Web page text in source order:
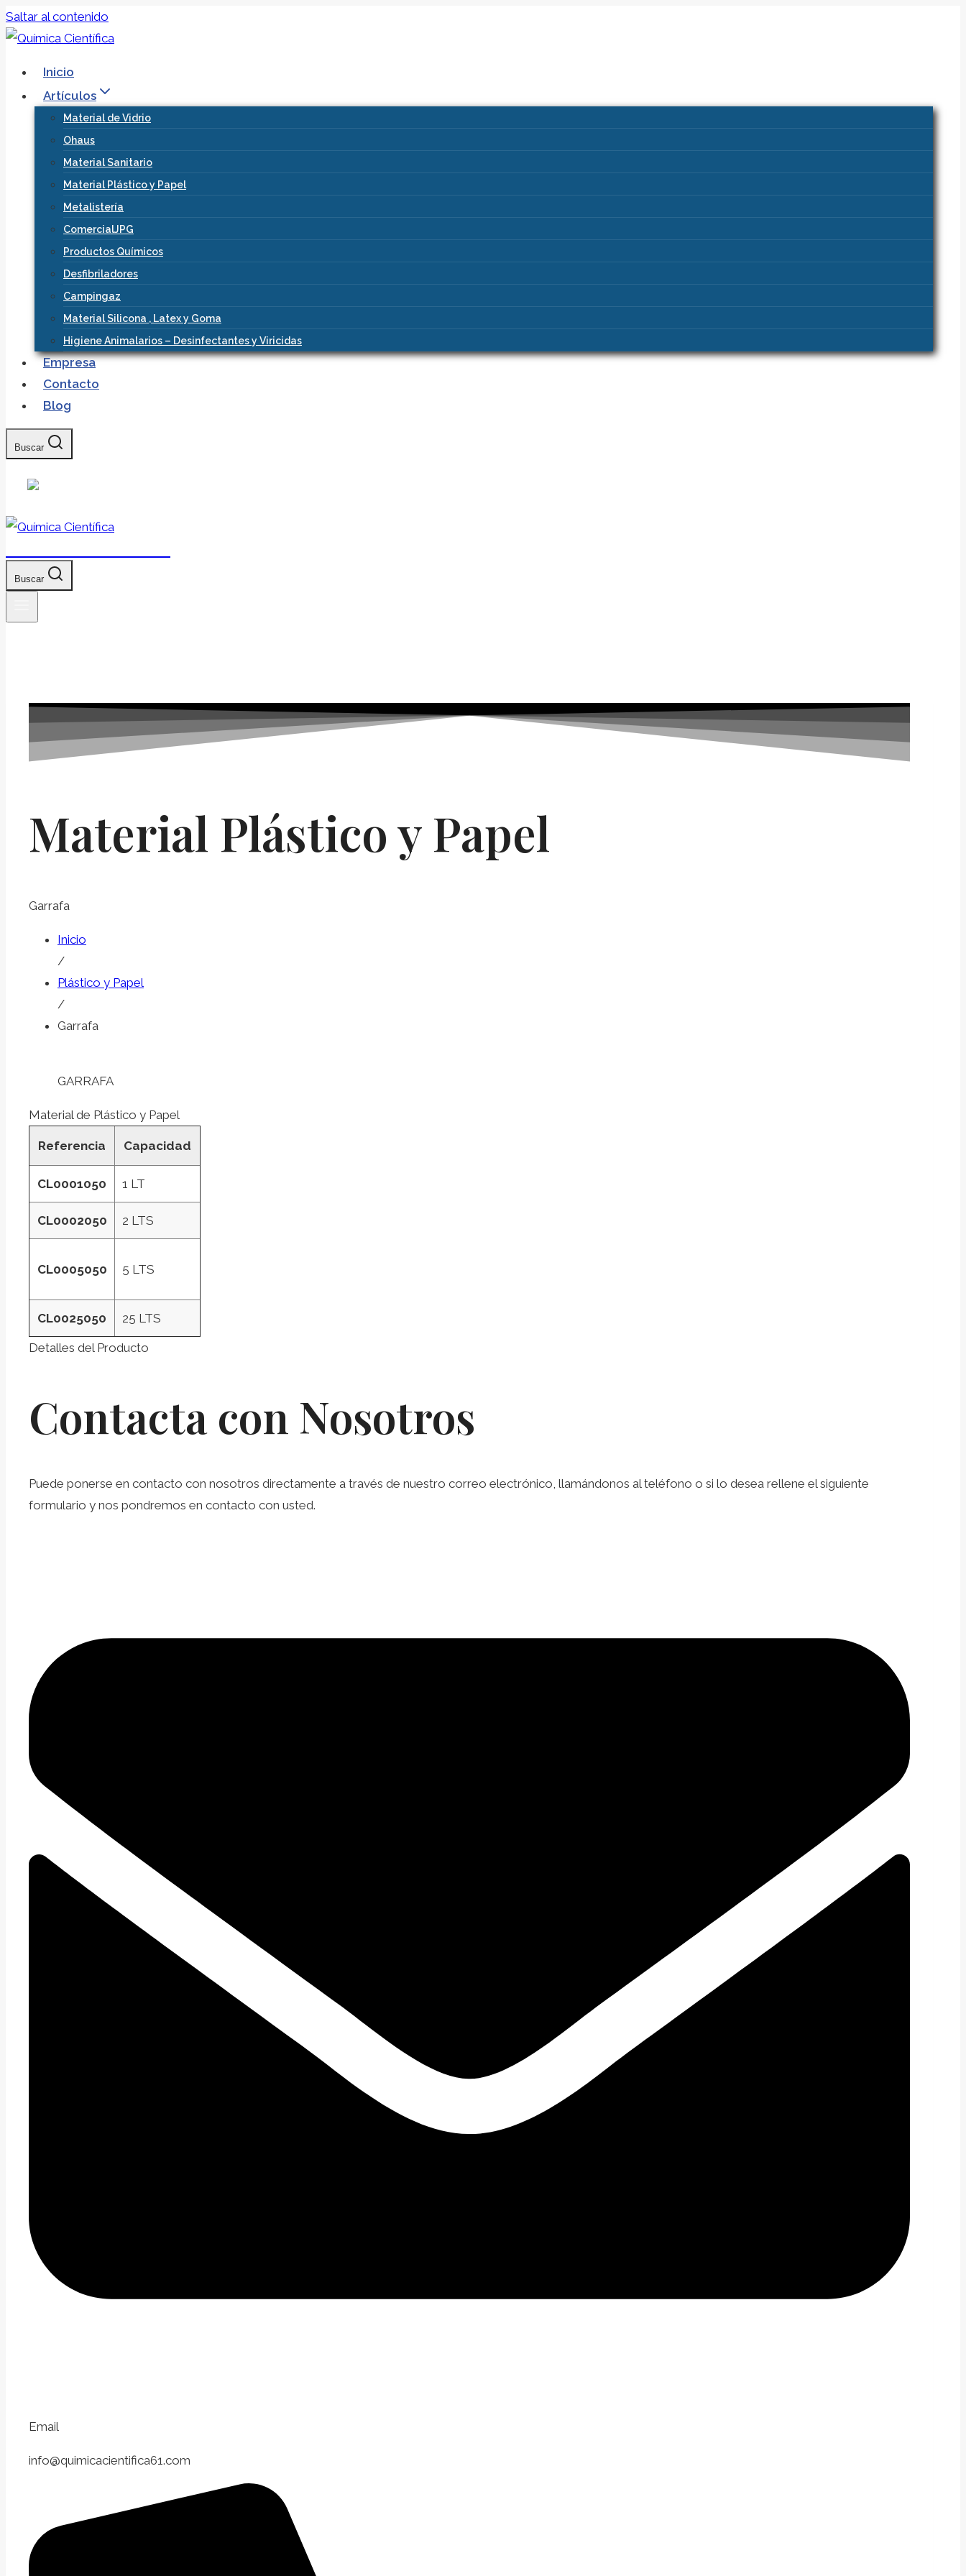
Saltar al contenido
Inicio
Artículos
Material de Vidrio
Ohaus
Material Sanitario
Material Plástico y Papel
Metalistería
ComercialJPG
Productos Químicos
Desfibriladores
Campingaz
Material Silicona , Latex y Goma
Higiene Animalarios – Desinfectantes y Viricidas
Empresa
Contacto
Blog
Buscar
Buscar
Material Plástico y Papel
Garrafa
Inicio
/
Plástico y Papel
/
Garrafa
GARRAFA
Material de Plástico y Papel
Referencia Capacidad
CL0001050 1 LT
CL0002050 2 LTS
CL0005050 5 LTS
CL0025050 25 LTS
Detalles del Producto
Contacta con Nosotros
Puede ponerse en contacto con nosotros directamente a través de nuestro correo electrónico, llamándonos al teléfono o si lo desea rellene el siguiente
formulario y nos pondremos en contacto con usted.
Email
info@quimicacientifica61.com